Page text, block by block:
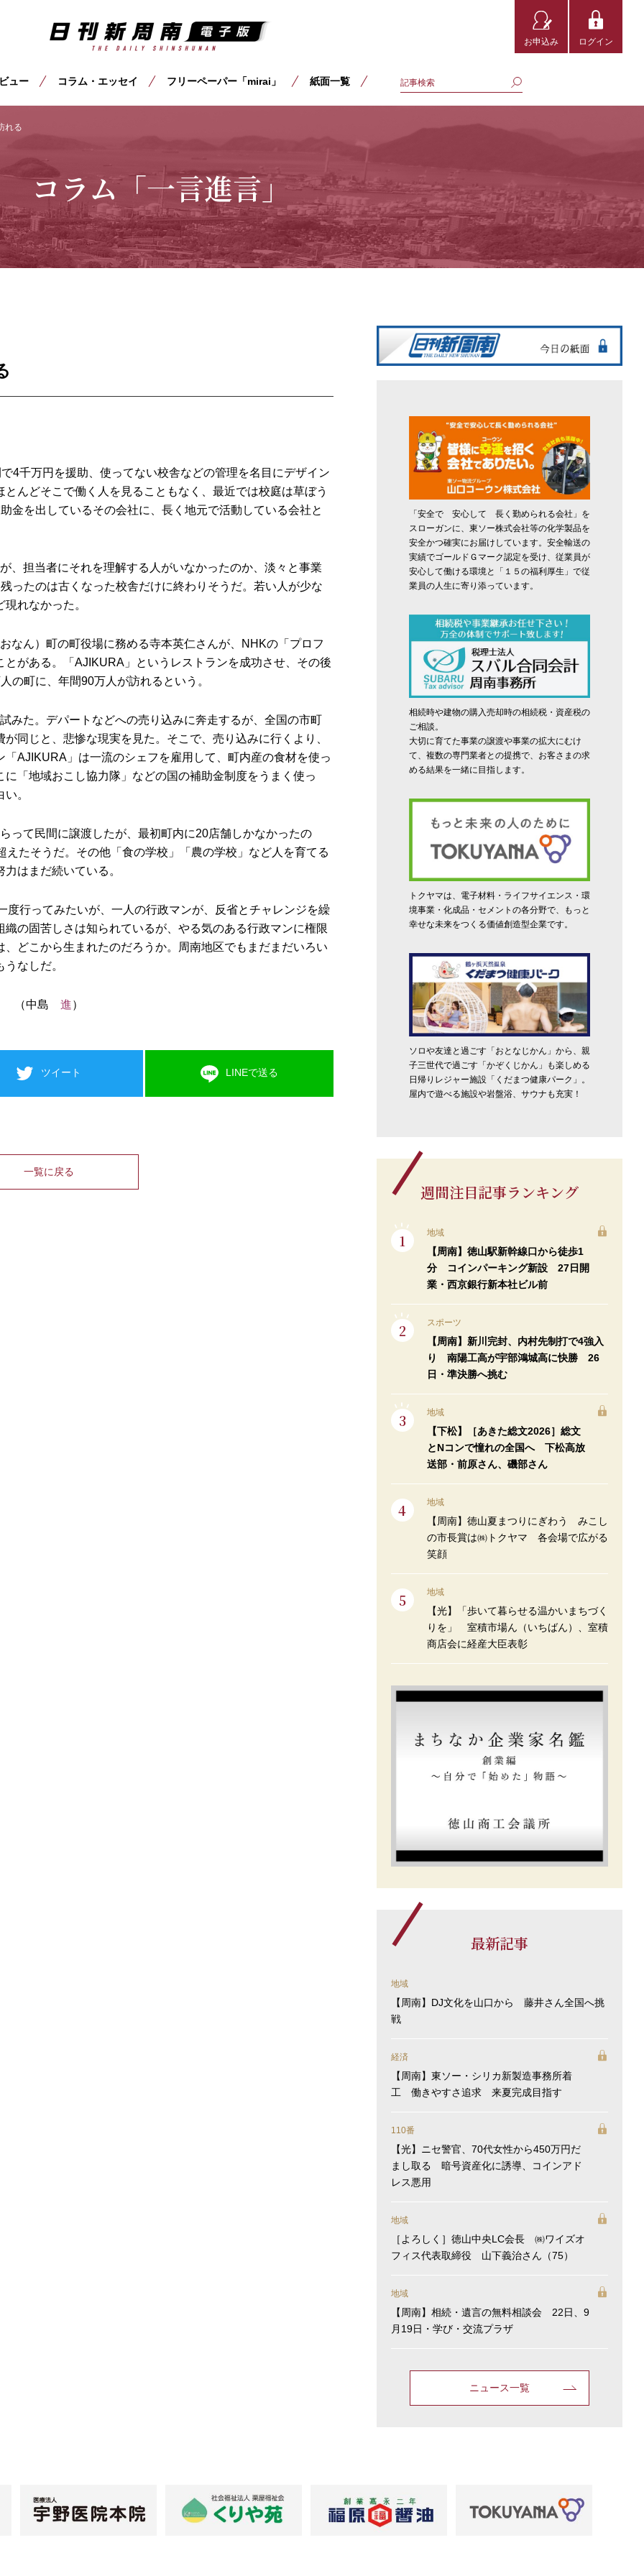
お申込み ログイン
ュー コラム・エッセイ フリーペーパー「mirai」 紙面一覧
れる
コラム「一言進言」
4千万円を援助、使ってない校舎などの管理を名目にデザイン
んどそこで働く人を見ることもなく、最近では校庭は草ぼう
金を出しているその会社に、長く地元で活動している会社と
、担当者にそれを理解する人がいなかったのか、淡々と事業
ったのは古くなった校舎だけに終わりそうだ。若い人が少な
れなかった。
なん）町の町役場に務める寺本英仁さんが、NHKの「プロフ
がある。「AJIKURA」というレストランを成功させ、その後
の町に、年間90万人が訪れるという。
みた。デパートなどへの売り込みに奔走するが、全国の市町
同じと、悲惨な現実を見た。そこで、売り込みに行くより、
AJIKURA」は一流のシェフを雇用して、町内産の食材を使っ
「地域おこし協力隊」などの国の補助金制度をうまく使っ
。
って民間に譲渡したが、最初町内に20店舗しかなかったの
たそうだ。その他「食の学校」「農の学校」など人を育てる
はまだ続いている。
度行ってみたいが、一人の行政マンが、反省とチャレンジを繰
の固苦しさは知られているが、やる気のある行政マンに権限
どこから生まれたのだろうか。周南地区でもまだまだいろい
なしだ。
（中島 進）
ツイート LINEで送る
一覧に戻る
「安全で 安心して 長く勤められる会社」を
スローガンに、東ソー株式会社等の化学製品を
安全かつ確実にお届けしています。安全輸送の
実績でゴールドＧマーク認定を受け、従業員が
安心して働ける環境と「１５の福利厚生」で従
業員の人生に寄り添っています。
相続時や建物の購入売却時の相続税・資産税の
ご相談。
大切に育てた事業の譲渡や事業の拡大にむけ
て、複数の専門業者との提携で、お客さまの求
める結果を一緒に目指します。
トクヤマは、電子材料・ライフサイエンス・環
境事業・化成品・セメントの各分野で、もっと
幸せな未来をつくる価値創造型企業です。
ソロや友達と過ごす「おとなじかん」から、親
子三世代で過ごす「かぞくじかん」も楽しめる
日帰りレジャー施設「くだまつ健康パーク」。
屋内で遊べる施設や岩盤浴、サウナも充実！
週間注目記事ランキング
地域
【周南】徳山駅新幹線口から徒歩1
分 コインパーキング新設 27日開
業・西京銀行新本社ビル前
スポーツ
【周南】新川完封、内村先制打で4強入
り 南陽工高が宇部鴻城高に快勝 26
日・準決勝へ挑む
地域
【下松】［あきた総文2026］総文
とNコンで憧れの全国へ 下松高放
送部・前原さん、磯部さん
地域
【周南】徳山夏まつりにぎわう みこし
の市長賞は㈱トクヤマ 各会場で広がる
笑顔
地域
【光】「歩いて暮らせる温かいまちづく
りを」 室積市場ん（いちばん）、室積
商店会に経産大臣表彰
最新記事
地域
【周南】DJ文化を山口から 藤井さん全国へ挑
戦
経済
【周南】東ソー・シリカ新製造事務所着
工 働きやすさ追求 来夏完成目指す
110番
【光】ニセ警官、70代女性から450万円だ
まし取る 暗号資産化に誘導、コインアド
レス悪用
地域
［よろしく］徳山中央LC会長 ㈱ワイズオ
フィス代表取締役 山下義治さん（75）
地域
【周南】相続・遺言の無料相談会 22日、9
月19日・学び・交流プラザ
ニュース一覧